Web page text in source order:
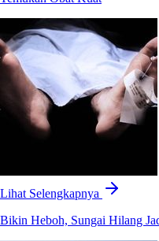
Lihat Selengkapnya
Bikin Heboh, Sungai Hilang